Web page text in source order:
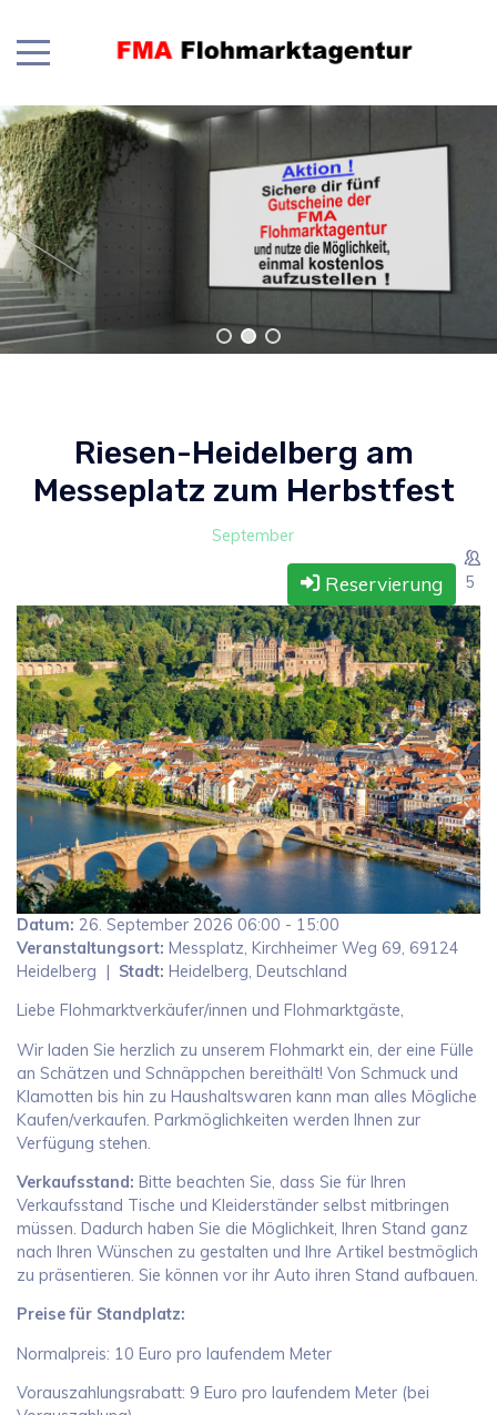
Riesen-Heidelberg am
Messeplatz zum Herbstfest
September
Reservierung 5
Datum: 26. September 2026 06:00 - 15:00
Veranstaltungsort: Messplatz, Kirchheimer Weg 69, 69124
Heidelberg | Stadt: Heidelberg, Deutschland
Liebe Flohmarktverkäufer/innen und Flohmarktgäste,
Wir laden Sie herzlich zu unserem Flohmarkt ein, der eine Fülle
an Schätzen und Schnäppchen bereithält! Von Schmuck und
Klamotten bis hin zu Haushaltswaren kann man alles Mögliche
Kaufen/verkaufen. Parkmöglichkeiten werden Ihnen zur
Verfügung stehen.
Verkaufsstand: Bitte beachten Sie, dass Sie für Ihren
Verkaufsstand Tische und Kleiderständer selbst mitbringen
müssen. Dadurch haben Sie die Möglichkeit, Ihren Stand ganz
nach Ihren Wünschen zu gestalten und Ihre Artikel bestmöglich
zu präsentieren. Sie können vor ihr Auto ihren Stand aufbauen.
Preise für Standplatz:
Normalpreis: 10 Euro pro laufendem Meter
Vorauszahlungsrabatt: 9 Euro pro laufendem Meter (bei